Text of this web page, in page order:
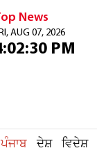
News
AUG 07, 2026
PM
ਪੰਜਾਬ ਦੇਸ਼ ਵਿਦੇਸ਼